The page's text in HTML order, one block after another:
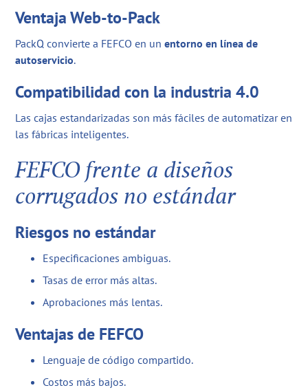
Ventaja Web-to-Pack
PackQ convierte a FEFCO en unentorno en línea de
autoservicio.
Compatibilidad con la industria 4.0
Las cajas estandarizadas son más fáciles de automatizar en
las fábricas inteligentes.
FEFCO frente a diseños
corrugados no estándar
Riesgos no estándar
Especificaciones ambiguas.
Tasas de error más altas.
Aprobaciones más lentas.
Ventajas de FEFCO
Lenguaje de código compartido.
Costos más bajos.